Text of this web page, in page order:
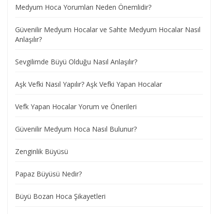
Medyum Hoca Yorumları Neden Önemlidir?
Güvenilir Medyum Hocalar ve Sahte Medyum Hocalar Nasıl
Anlaşılır?
Sevgilimde Büyü Olduğu Nasıl Anlaşılır?
Aşk Vefki Nasıl Yapılır? Aşk Vefki Yapan Hocalar
Vefk Yapan Hocalar Yorum ve Önerileri
Güvenilir Medyum Hoca Nasıl Bulunur?
Zenginlik Büyüsü
Papaz Büyüsü Nedir?
Büyü Bozan Hoca Şikayetleri